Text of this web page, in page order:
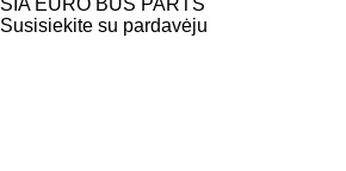
Susisiekite su pardavėju